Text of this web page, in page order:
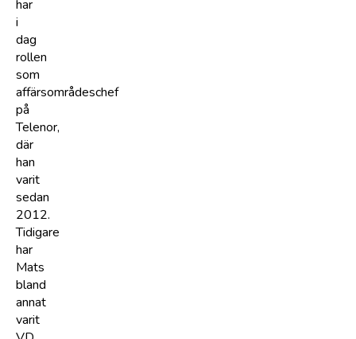
har
i
dag
rollen
som
affärsområdeschef
på
Telenor,
där
han
varit
sedan
2012.
Tidigare
har
Mats
bland
annat
varit